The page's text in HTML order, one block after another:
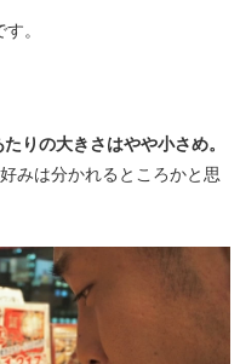
す。
りの大きさはやや小さめ。
みは分かれるところかと思